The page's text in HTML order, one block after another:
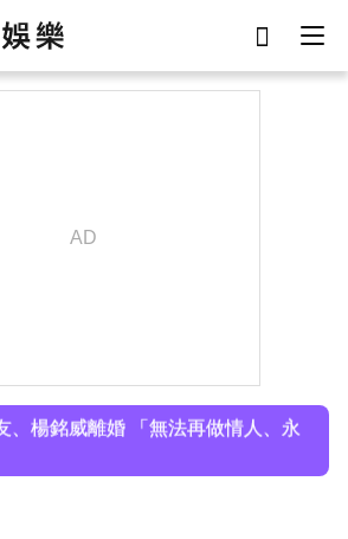
、楊銘威離婚 「無法再做情人、永
劇塞60場吻戲！男星爆「開房被包